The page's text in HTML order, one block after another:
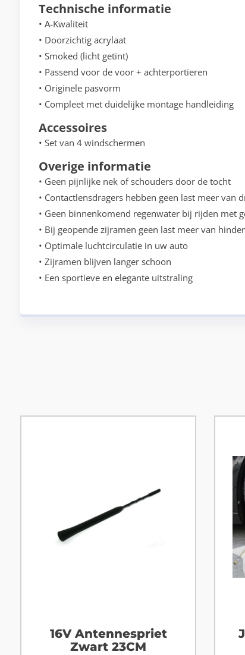
Technische informatie
• A-Kwaliteit
• Doorzichtig acrylaat
• Smoked (licht getint)
• Passend voor de voor + achterportieren
• Originele pasvorm
• Compleet met duidelijke montage handleiding
Accessoires
• Set van 4 windschermen
Overige informatie
• Geen pijnlijke nek of schouders door de tocht
• Contactlensdragers hebben geen last meer van
• Geen binnenkomend regenwater bij rijden met
• Bij geopende zijramen geen last meer van
• Optimale luchtcirculatie in uw auto
• Zijramen blijven langer schoon
• Een sportieve en elegante uitstraling
16V Antennespriet
Zwart 23CM